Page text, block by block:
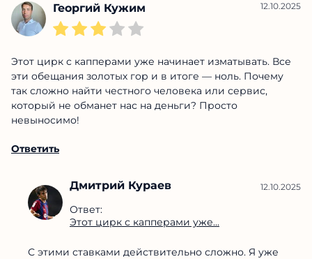
Георгий Кужим 12.10.2025
Этот цирк с капперами уже начинает изматывать. Все
эти обещания золотых гор и в итоге — ноль. Почему
так сложно найти честного человека или сервис,
который не обманет нас на деньги? Просто
невыносимо!
Ответить
Дмитрий Кураев
Ответ:
Этот цирк с капперами уже...
12.10.2025
С этими ставками действительно сложно. Я уже